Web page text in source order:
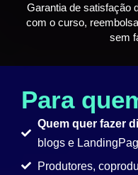
Garantia de satisfação
com o curso,
sem
Para
Quem quer fazer
blogs e
Produtores,